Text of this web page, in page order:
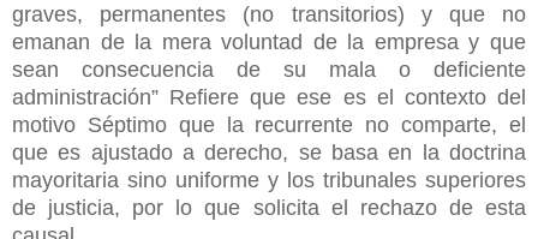
graves, permanentes (no transitorios) y que no
emanan de la mera voluntad de la empresa y que
sean consecuencia de su mala o deficiente
administración” Refiere que ese es el contexto del
motivo Séptimo que la recurrente no comparte, el
que es ajustado a derecho, se basa en la doctrina
mayoritaria sino uniforme y los tribunales superiores
de justicia, por lo que solicita el rechazo de esta